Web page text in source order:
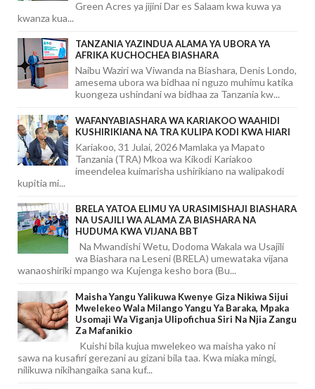
Green Acres ya jijini Dar es Salaam kwa kuwa ya
kwanza kua...
TANZANIA YAZINDUA ALAMA YA UBORA YA
AFRIKA KUCHOCHEA BIASHARA
Naibu Waziri wa Viwanda na Biashara, Denis Londo,
amesema ubora wa bidhaa ni nguzo muhimu katika
kuongeza ushindani wa bidhaa za Tanzania kw...
WAFANYABIASHARA WA KARIAKOO WAAHIDI
KUSHIRIKIANA NA TRA KULIPA KODI KWA HIARI
Kariakoo, 31 Julai, 2026 Mamlaka ya Mapato
Tanzania (TRA) Mkoa wa Kikodi Kariakoo
imeendelea kuimarisha ushirikiano na walipakodi
kupitia mi...
BRELA YATOA ELIMU YA URASIMISHAJI BIASHARA
NA USAJILI WA ALAMA ZA BIASHARA NA
HUDUMA KWA VIJANA BBT
Na Mwandishi Wetu, Dodoma Wakala wa Usajili
wa Biashara na Leseni (BRELA) umewataka vijana
wanaoshiriki mpango wa Kujenga kesho bora (Bu...
Maisha Yangu Yalikuwa Kwenye Giza Nikiwa Sijui
Mwelekeo Wala Milango Yangu Ya Baraka, Mpaka
Usomaji Wa Viganja Ulipofichua Siri Na Njia Zangu
Za Mafanikio
Kuishi bila kujua mwelekeo wa maisha yako ni
sawa na kusafiri gerezani au gizani bila taa. Kwa miaka mingi,
nilikuwa nikihangaika sana kuf...